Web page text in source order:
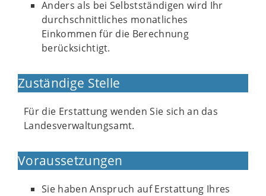
Anders als bei Selbstständigen wird Ihr
durchschnittliches monatliches
Einkommen für die Berechnung
berücksichtigt.
Zuständige Stelle
Für die Erstattung wenden Sie sich an das
Landesverwaltungsamt.
Voraussetzungen
Sie haben Anspruch auf Erstattung Ihres